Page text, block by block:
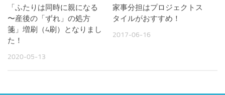
「ふたりは同時に親になる
〜産後の「ずれ」の処方
箋」増刷（4刷）となりまし
た！
2020-05-13
家事分担はプロジェクトス
タイルがおすすめ！
2017-06-16